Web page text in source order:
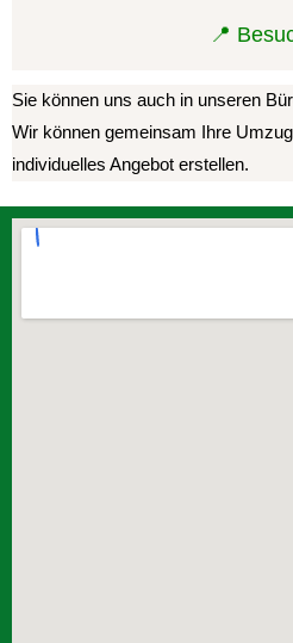
📍
Sie können uns auch in unseren
Wir können gemeinsam Ihre
individuelles Angebot erstellen.